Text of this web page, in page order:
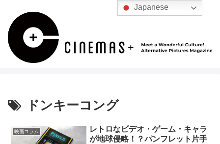
ドンキーコング
映画コラム
レトロなビデオ・ゲーム・キャラ
が地球侵略！？パンフレット片手
Japanese